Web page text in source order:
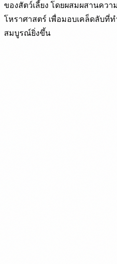
ของสัตว์เลี้ยง โดยผสมผสานคว
โหราศาสตร์ เพื่อมอบเคล็ดลับที่
สมบูรณ์ยิ่งขึ้น